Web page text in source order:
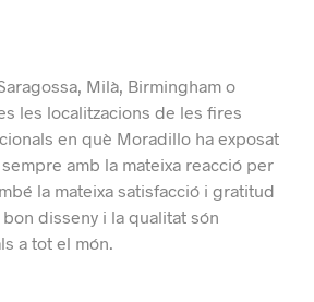
Milà, Birmingham o
les localitzacions de les fires
en què Moradillo ha exposat
sempre amb la mateixa reacció per
la mateixa satisfacció i gratitud
disseny i la qualitat són
a tot el món.